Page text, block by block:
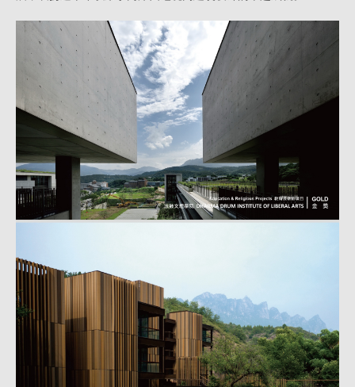
建
筑
设
计
大
奖
_
荣
誉
|
喜
｜
大
元